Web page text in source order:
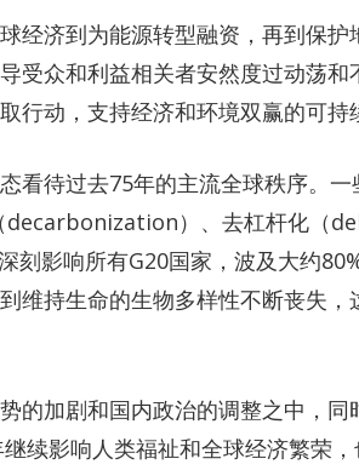
济到为能源转型融资，再到保护
众和利益相关者安然度过动荡和
行动，支持经济和环境双赢的可持
看待过去75年的主流全球秩序。
）、去杠杆化（
影响所有G20国家，波及大约
维持生命的生物多样性不断丧失，
的加剧和国内政治的调整之中，同
续影响人类福祉和全球经济繁荣